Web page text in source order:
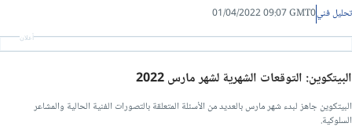
تحليل فني01/04/2022 09:07 GMT0
أعلان
البيتكوين: التوقعات الشهرية لشهر مارس 2022
البيتكوين جاهز لبدء شهر مارس بالعديد من الأسئلة المتعلقة بالتصورات الفنية الحالية والمشاعر
السلوكية.